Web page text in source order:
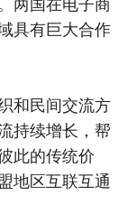
具有巨大合作
和民间交流方
持续增长，帮
此的传统价
地区互联互通